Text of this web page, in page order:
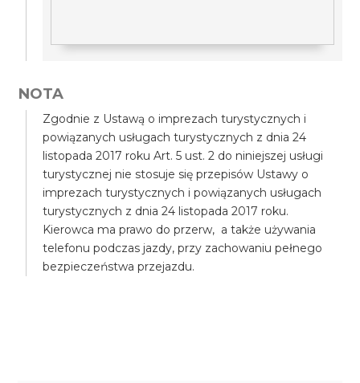
NOTA
Zgodnie z Ustawą o imprezach turystycznych i
powiązanych usługach turystycznych z dnia 24
listopada 2017 roku Art. 5 ust. 2 do niniejszej usługi
turystycznej nie stosuje się przepisów Ustawy o
imprezach turystycznych i powiązanych usługach
turystycznych z dnia 24 listopada 2017 roku.
Kierowca ma prawo do przerw, a także używania
telefonu podczas jazdy, przy zachowaniu pełnego
bezpieczeństwa przejazdu.